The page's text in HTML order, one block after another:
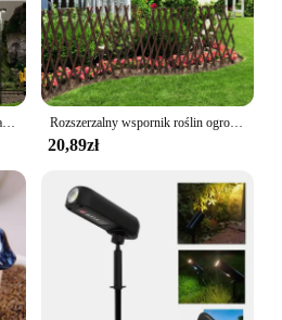
Rozszerzalny wspornik roślin ogrodowych Kratowy drewniany panel ogrodzeniowy do roślin pnących Winorośl Pluszcz Symulowany płot Wysuwana siatka ogrodzeniowa
20,89zł